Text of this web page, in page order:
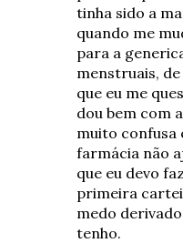
tinha sido a
quando me
para a
menstruais,
que eu me
dou bem com
muito confusa
farmácia não
que eu devo
primeira
medo
tenho.